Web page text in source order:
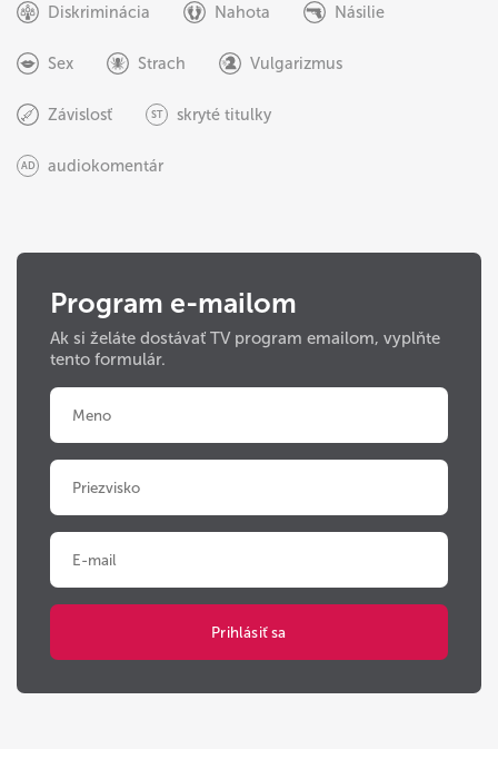
Diskriminácia Nahota Násilie
Sex Strach Vulgarizmus
Závislosť ST skryté titulky
AD audiokomentár
Program e-mailom
Ak si želáte dostávať TV program emailom, vyplňte
tento formulár.